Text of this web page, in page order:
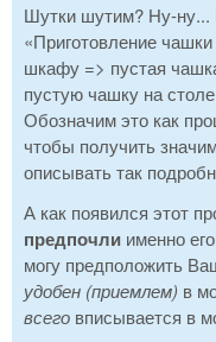
Шутки шутим? Ну-ну...
«Приготовление
шкафу => пустая
пустую чашку на
Обозначим это как
чтобы получить
описывать так
А как появился этот
предпочли именно
могу предположить
удобен (приемлем) в
всего вписывается в